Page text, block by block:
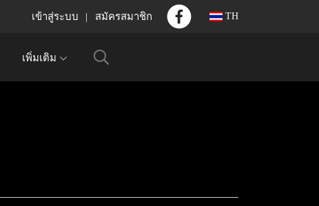
เข้าสู่ระบบ สมัครสมาชิก TH
เพิ่มเติม